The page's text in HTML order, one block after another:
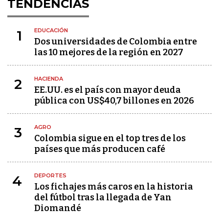
TENDENCIAS
1 EDUCACIÓN
Dos universidades de Colombia entre
las 10 mejores de la región en 2027
2 HACIENDA
EE.UU. es el país con mayor deuda
pública con US$40,7 billones en 2026
3 AGRO
Colombia sigue en el top tres de los
países que más producen café
4 DEPORTES
Los fichajes más caros en la historia
del fútbol tras la llegada de Yan
Diomandé